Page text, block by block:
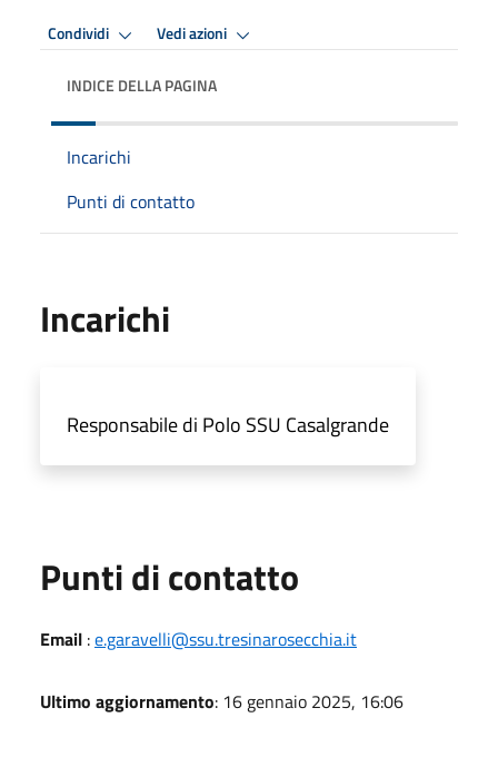
Condividi Vedi azioni
INDICE DELLA PAGINA
Incarichi
Punti di contatto
Incarichi
Responsabile di Polo SSU Casalgrande
Punti di contatto
Email :e.garavelli@ssu.tresinarosecchia.it
Ultimo aggiornamento: 16 gennaio 2025, 16:06